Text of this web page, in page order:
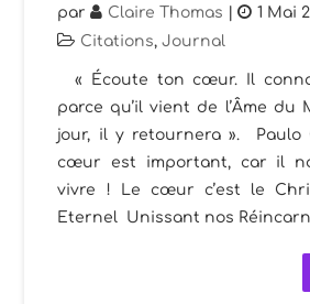
par Claire Thomas | 1 Mai
Citations,Journal
« Écoute ton cœur. Il
parce qu’il vient de l’Âme du
jour, il y retournera ».
cœur est important, car il
vivre ! Le cœur c’est le
Eternel Unissant nos